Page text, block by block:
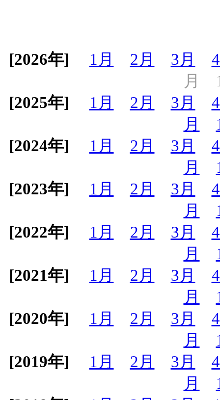
[2026年] 1月 2月 3月
月
[2025年]
1月 2月 3月
月
[2024年]
1月 2月 3月
月
[2023年]
1月 2月 3月
月
[2022年]
1月 2月 3月
月
[2021年]
1月 2月 3月
月
[2020年]
1月 2月 3月
月
[2019年]
1月 2月 3月
月